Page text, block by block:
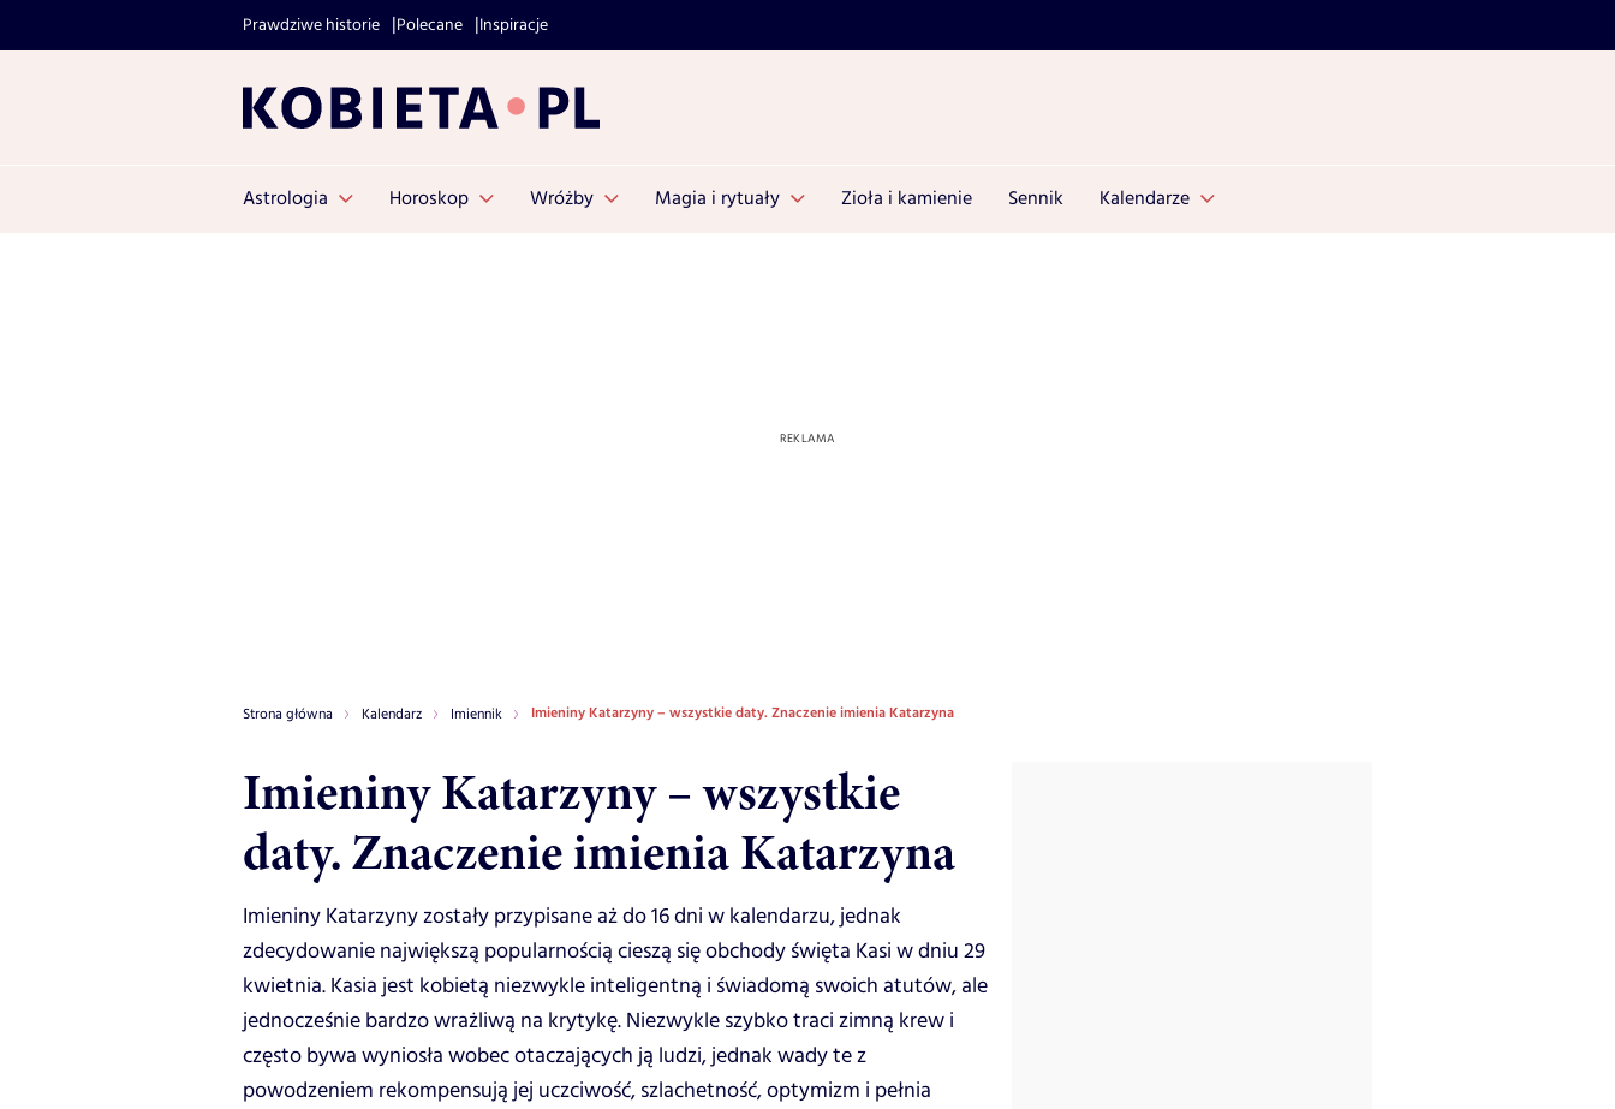
Prawdziwe historie Polecane Inspiracje
Astrologia Horoskop Wróżby Magia i rytuały Zioła i kamienie Sennik Kalendarze
Strona główna Kalendarz Imiennik Imieniny Katarzyny – wszystkie daty. Znaczenie imienia Katarzyna
Imieniny Katarzyny – wszystkie
daty. Znaczenie imienia Katarzyna
Imieniny Katarzyny zostały przypisane aż do 16 dni w kalendarzu, jednak
zdecydowanie największą popularnością cieszą się obchody święta Kasi w dniu 29
kwietnia. Kasia jest kobietą niezwykle inteligentną i świadomą swoich atutów, ale
jednocześnie bardzo wrażliwą na krytykę. Niezwykle szybko traci zimną krew i
często bywa wyniosła wobec otaczających ją ludzi, jednak wady te z
powodzeniem rekompensują jej uczciwość, szlachetność, optymizm i pełnia